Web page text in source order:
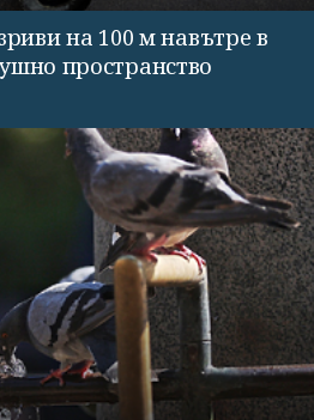
на 100 м навътре в
пространство